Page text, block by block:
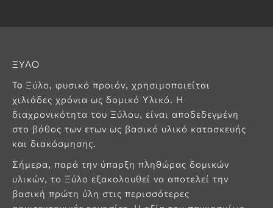
ΞΥΛΟ
To Ξύλο, φυσικό προιόν, χρησιμοποιείται
χιλιάδες χρόνια ως δομικό Υλικό. Η
διαχρονικότητα του Ξύλου, είναι αποδεδεγμένη
στο βάθος των ετων ως βασικό υλικό κατασκευής
και διακόσμησης.
Σήμερα, παρά την ύπαρξη πληθώρας δομικών
υλικών, το Ξύλο εξακολουθεί να αποτελεί την
βασική πρώτη ύλη στις περισσότερες